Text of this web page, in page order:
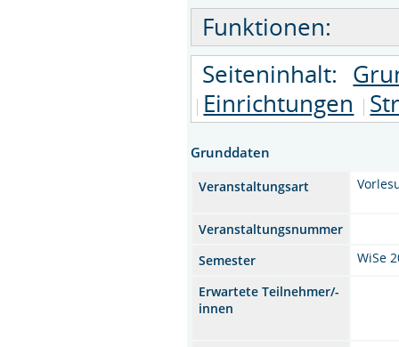
Funktionen:
Seiteninhalt:
Einrichtungen
Grunddaten
Veranstaltungsart
Veranstaltungsnummer
Semester
WiSe
Erwartete Teilnehmer/-
innen